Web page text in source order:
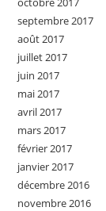
septembre 2017
août 2017
juillet 2017
juin 2017
mai 2017
avril 2017
mars 2017
février 2017
janvier 2017
décembre 2016
novembre 2016